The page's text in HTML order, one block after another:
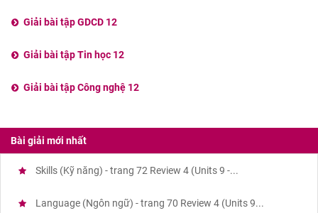
Giải bài tập GDCD 12
Giải bài tập Tin học 12
Giải bài tập Công nghệ 12
Bài giải mới nhất
Skills (Kỹ năng) - trang 72 Review 4 (Units 9 -...
Language (Ngôn ngữ) - trang 70 Review 4 (Units 9...